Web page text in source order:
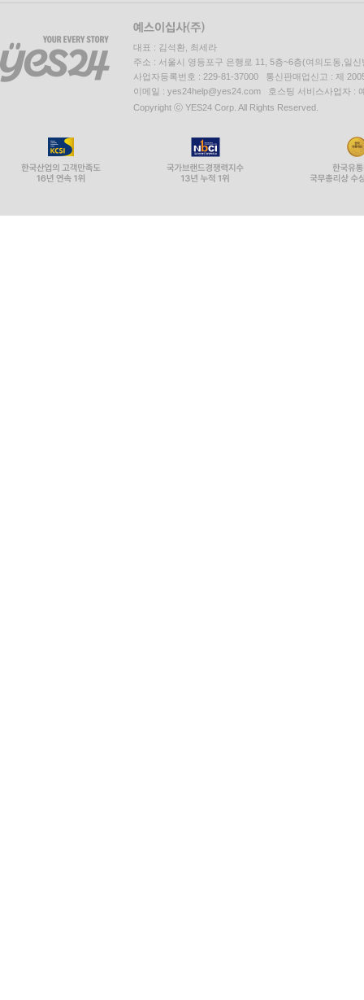
지금까지 ‘라이프 트렌드’ 시리즈는 한국인의
연결시키는 과정을 통해 오늘날 우리들이 가진
피했다. 변화의 흐름을 포착해 읽어 내고 이를 통
특정 지점에 멈춰 있지 않기 때문이다. 따라서
본격적인 관심을 가져야 할 것이다. 그것이 이 책
아무쪼록 『라이프 트렌드 2017: 적당한 불편
살아갈 각자의 인사이트를 얻을 수 있을 것이다.
대표 : 김석환, 최세라
주소 : 서울시 영등포구 은행로 11, 5층~6층(여의도동,일신
사업자등록번호 : 229-81-37000 통신판매업신고 : 제
이메일 : yes24help@yes24.com 호스팅 서비스사업자 :
Copyright ⓒ YES24 Corp. All Rights Reserved.